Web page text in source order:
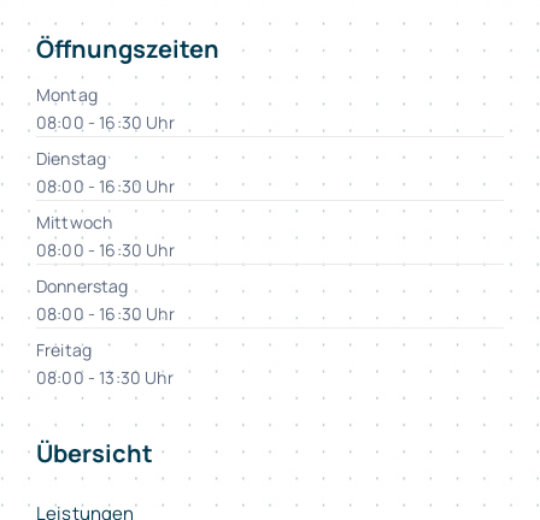
Öffnungszeiten
Montag
08:00 - 16:30 Uhr
Dienstag
08:00 - 16:30 Uhr
Mittwoch
08:00 - 16:30 Uhr
Donnerstag
08:00 - 16:30 Uhr
Freitag
08:00 - 13:30 Uhr
Übersicht
Leistungen